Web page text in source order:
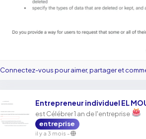
Connectez-vous pour aimer, partager et
Entrepreneur individuel EL
est Célébrer 1 an de l'entreprise
entreprise
il y a 3 mois -